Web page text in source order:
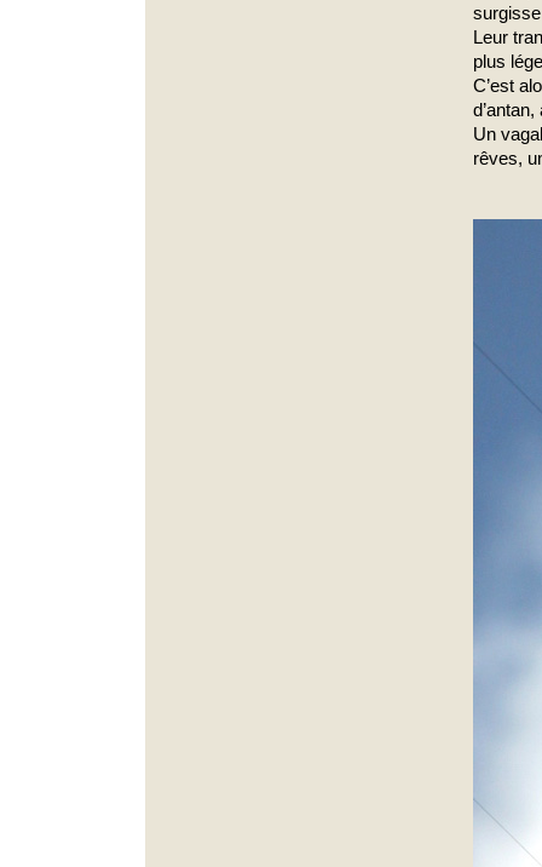
Leur
plus
C’est
d’antan,
Un
rêves,